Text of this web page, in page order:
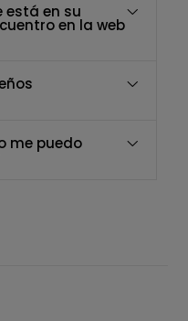
está en su
en la web
me puedo